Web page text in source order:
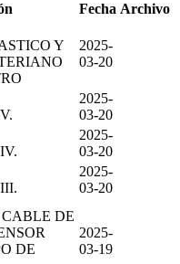
Fecha Archivo
Y
2025-
03-20
2025-
03-20
2025-
03-20
2025-
03-20
DE
DE
2025-
03-19